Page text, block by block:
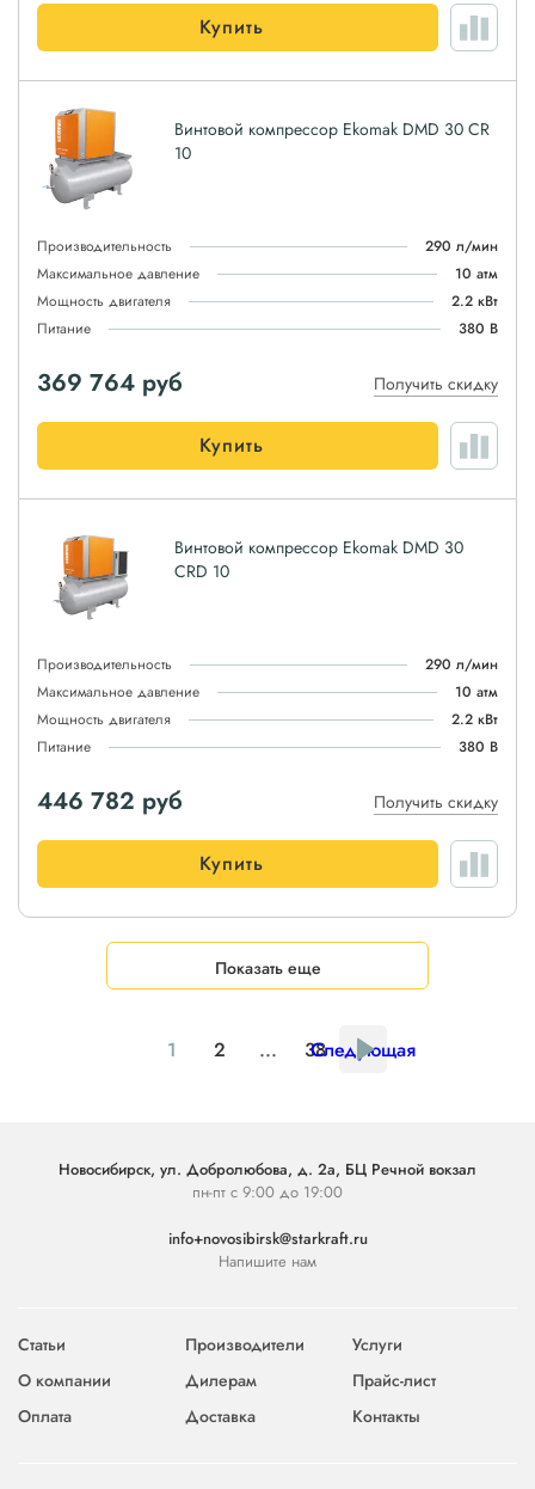
Купить
Винтовой компрессор Ekomak DMD 30 CR
10
Производительность
290 л/мин
Максимальное давление
10 атм
Мощность двигателя
2.2 кВт
Питание
380 В
369 764 руб Получить скидку
Купить
Винтовой компрессор Ekomak DMD 30
CRD 10
Производительность
290 л/мин
Максимальное давление
10 атм
Мощность двигателя
2.2 кВт
Питание
380 В
446 782 руб Получить скидку
Купить
Показать еще
1 2 ... 38
Следующая
Новосибирск, ул. Добролюбова, д. 2а, БЦ Речной вокзал
пн-пт с 9:00 до 19:00
info+novosibirsk@starkraft.ru
Напишите нам
Статьи Производители
Услуги
О компании
Дилерам
Прайс-лист
Оплата
Доставка Контакты